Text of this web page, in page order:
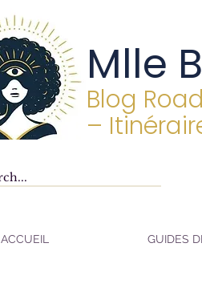
Mlle
Blog
–
ACCUEIL GUIDES